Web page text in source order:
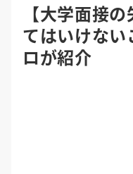
【大学面接
てはいけな
ロが紹介